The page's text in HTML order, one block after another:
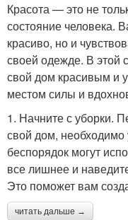
Красота — это не
состояние человека.
красиво, но и
своей одежде. В этой
свой дом красивым и
местом силы и
1. Начните с уборки.
свой дом, необходимо
беспорядок могут
все лишнее и
Это поможет вам
читать дальше →